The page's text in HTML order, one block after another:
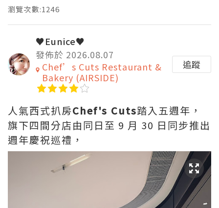
瀏覽次數:1246
♥Eunice♥
發佈於 2026.08.07
Chef’s Cuts Restaurant &
Bakery (AIRSIDE)
追蹤
人氣西式扒房Chef's Cuts踏入五週年，
旗下四間分店由同日至 9 月 30 日同步推出
週年慶祝巡禮，